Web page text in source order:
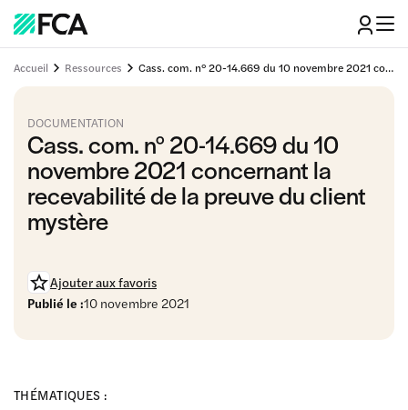
Accueil Ressources Cass. com. n° 20-14.669 du 10 novembre 2021 concernant la recevabilité de la preuve du client mystère
DOCUMENTATION
Cass. com. n° 20-14.669 du 10
novembre 2021 concernant la
recevabilité de la preuve du client
mystère
Ajouter aux favoris
Publié le :10 novembre 2021
THÉMATIQUES :